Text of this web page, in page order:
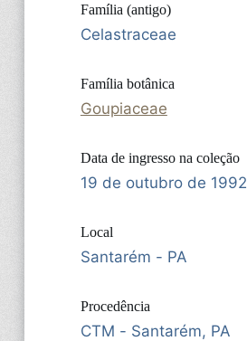
Família (antigo)
Celastraceae
Família botânica
Goupiaceae
Data de ingresso na coleção
19 de outubro de 1992
Local
Santarém - PA
Procedência
CTM - Santarém, PA